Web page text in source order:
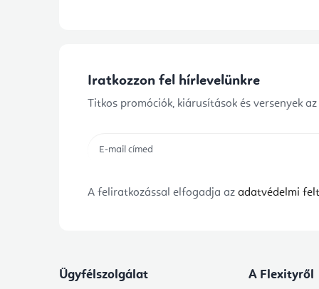
Iratkozzon fel hírlevelünkre
Titkos promóciók, kiárusítások és versenyek
A feliratkozással elfogadja az adatvédelmi
Ügyfélszolgálat A Flexityről